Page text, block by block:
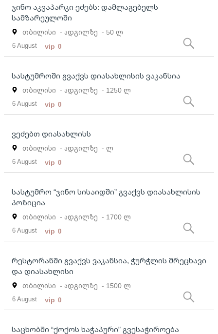
ჯინო აკვაპარკი ეძებს: დამლაგებელს
სამზარეულოში
თბილისი - ადგილზე - 50 ლ
6 August vip 0
სასტუმროში გვაქვს დიასახლისის ვაკანსია
თბილისი - ადგილზე - 1250 ლ
6 August vip 0
ვეძებთ დიასახლისს
თბილისი - ადგილზე - ლ
6 August vip 0
სასტუმრო “ჯინო სისაიდში” გვაქვს დიასახლისის
პოზიცია
თბილისი - ადგილზე - 1700 ლ
6 August vip 0
რესტორანში გვაქვს ვაკანსია, ჭურჭლის მრეცხავი
და დიასახლისი
თბილისი - ადგილზე - 1500 ლ
6 August vip 0
საცხობში “ქოქოს ხაჭაპური” გვესაჭიროება